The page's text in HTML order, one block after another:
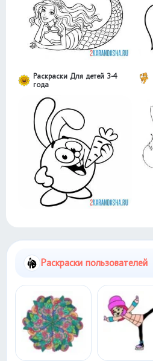
Раскраски Для детей 3-4
года
Раскраски пользователей